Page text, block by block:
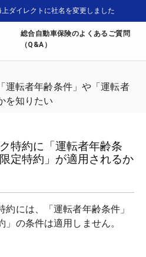
ダイレクトに社名を変更しました
総合自動車保険のよくあるご質問
（Q&A）
運転者年齢条件」や「運転者
を知りたい
特約に「運転者年齢条
定特約」が適用されるか
約には、「運転者年齢条件」